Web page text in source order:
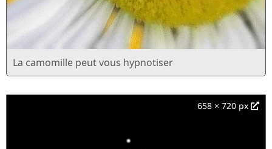
La camomille peut vous hypnotiser
658 × 720 px